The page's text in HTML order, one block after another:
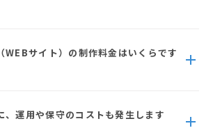
WEBサイト）の制作料金はいくらです
、運用や保守のコストも発生します